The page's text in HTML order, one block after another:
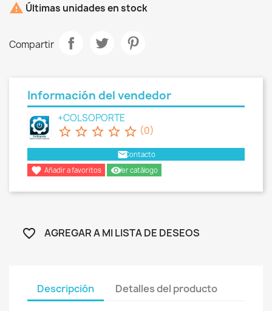
 Últimas unidades en stock
Compartir
Información del vendedor
+COLSOPORTE
star_border star_border star_border star_border star_border (0)
emailContacto
 Añadir a favoritos remove_red_eyeVer catálogo
favorite_border AGREGAR A MI LISTA DE DESEOS
Descripción Detalles del producto